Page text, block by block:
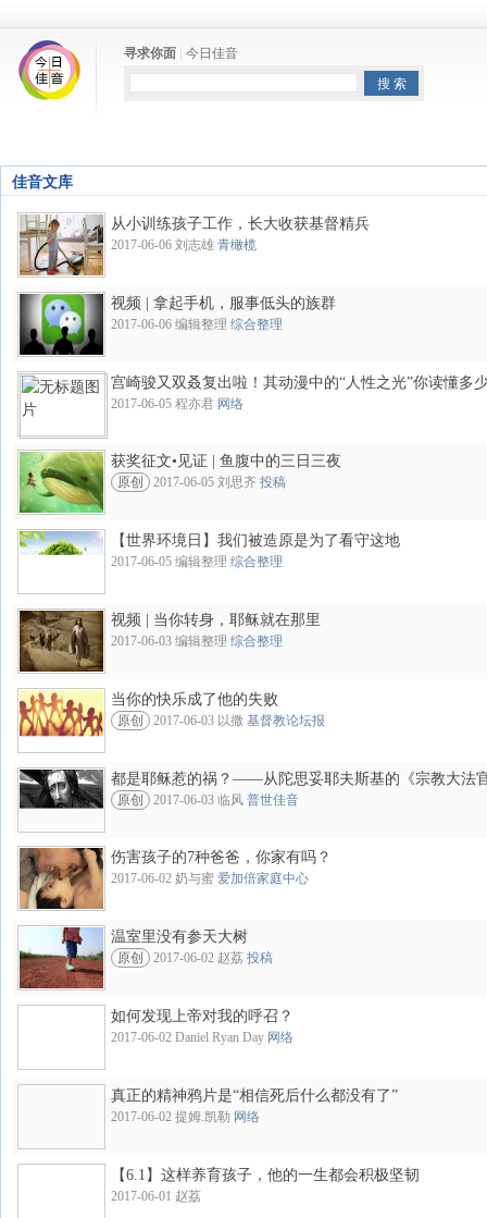
寻求你面 今日佳音
佳音文库
从小训练孩子工作，长大收获基督精兵
2017-06-06 刘志雄 青橄榄
视频 | 拿起手机，服事低头的族群
2017-06-06 编辑整理 综合整理
宫崎骏又双叒复出啦！其动漫中的“人性之光”你读懂多
2017-06-05 程亦君 网络
获奖征文•见证 | 鱼腹中的三日三夜
原创 2017-06-05 刘思齐 投稿
【世界环境日】我们被造原是为了看守这地
2017-06-05 编辑整理 综合整理
视频 | 当你转身，耶稣就在那里
2017-06-03 编辑整理 综合整理
当你的快乐成了他的失败
原创 2017-06-03 以撒 基督教论坛报
都是耶稣惹的祸？——从陀思妥耶夫斯基的《宗教大法
原创 2017-06-03 临风 普世佳音
伤害孩子的7种爸爸，你家有吗？
2017-06-02 奶与蜜 爱加倍家庭中心
温室里没有参天大树
原创 2017-06-02 赵荔 投稿
如何发现上帝对我的呼召？
2017-06-02 Daniel Ryan Day 网络
真正的精神鸦片是“相信死后什么都没有了”
2017-06-02 提姆.凯勒 网络
【6.1】这样养育孩子，他的一生都会积极坚韧
2017-06-01 赵荔